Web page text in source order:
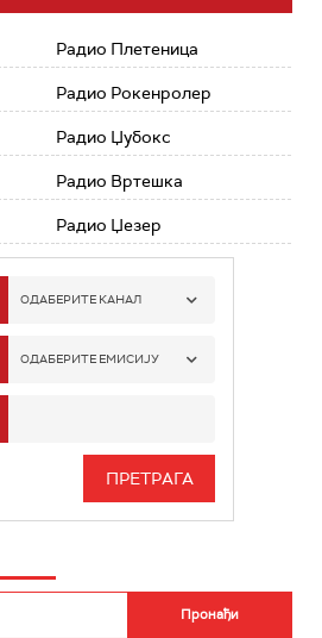
Радио Плетеница
Радио Рокенролер
Радио Џубокс
Радио Вртешка
Радио Џезер
ОДАБЕРИТЕ КАНАЛ
РАДИО БЕОГРАД 1
РАДИО БЕОГРАД 3
РАДИО РОКЕНРОЛЕР
ОДАБЕРИТЕ ЕМИСИЈУ
ИНФО